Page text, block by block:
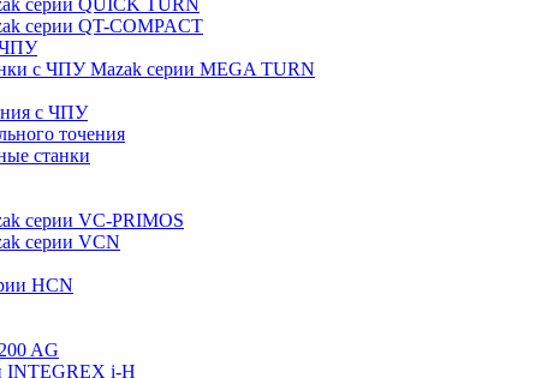
серии QT-COMPACT
ЧПУ
с ЧПУ Mazak серии MEGA TURN
с ЧПУ
точения
станки
серии VC-PRIMOS
серии VCN
HCN
AG
INTEGREX i-H